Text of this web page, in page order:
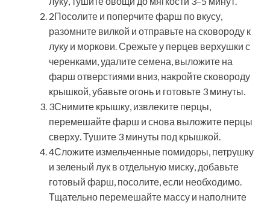
2Посолите и поперчите фарш по вкусу,
разомните вилкой и отправьте на сковороду к
луку и моркови. Срежьте у перцев верхушки с
черенками, удалите семена, выложите на
фарш отверстиями вниз, накройте сковороду
крышкой, убавьте огонь и готовьте 3 минуты.
3Снимите крышку, извлеките перцы,
перемешайте фарш и снова выложите перцы
сверху. Тушите 3 минуты под крышкой.
4Сложите измельченные помидоры, петрушку
и зеленый лук в отдельную миску, добавьте
готовый фарш, посолите, если необходимо.
Тщательно перемешайте массу и наполните